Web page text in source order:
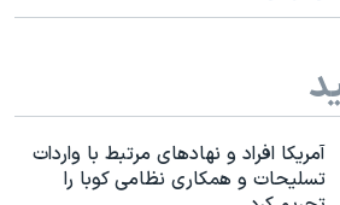
«سی‌پک»
چین
آمریکا افراد و نهادهای مرتبط با واردات
تسلیحات و همکاری نظامی کوبا را